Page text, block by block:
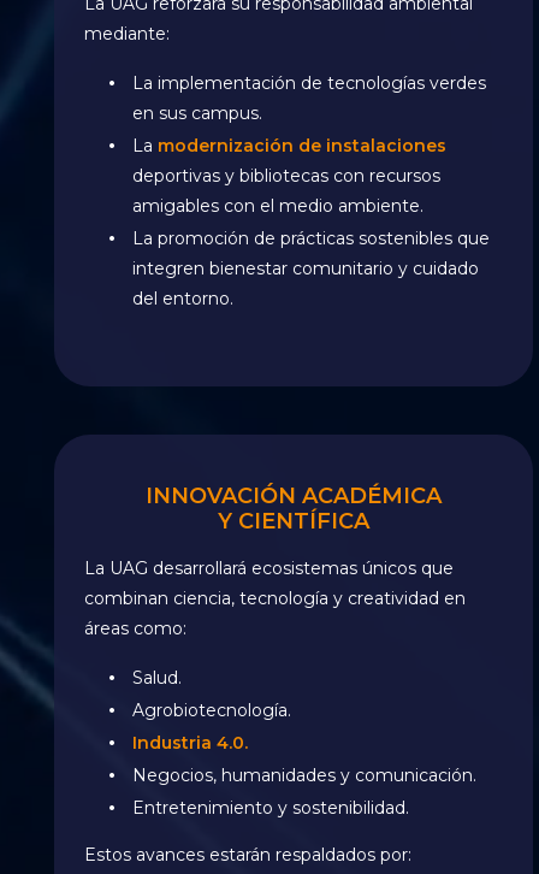
mediante:
La implementación de tecnologías verdes
en sus campus.
La modernización de instalaciones
deportivas y bibliotecas con recursos
amigables con el medio ambiente.
La promoción de prácticas sostenibles que
integren bienestar comunitario y cuidado
del entorno.
INNOVACIÓN ACADÉMICA
Y CIENTÍFICA
La UAG desarrollará ecosistemas únicos que
combinan ciencia, tecnología y creatividad en
áreas como:
Salud.
Agrobiotecnología.
Industria 4.0.
Negocios, humanidades y comunicación.
Entretenimiento y sostenibilidad.
Estos avances estarán respaldados por: